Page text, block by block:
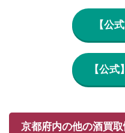
【公
【公
京都府内の他の酒買取